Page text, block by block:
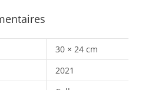
30 × 24 cm
2021